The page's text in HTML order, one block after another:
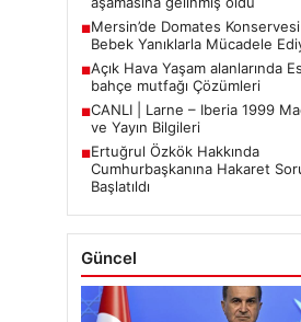
■Mersin’de Domates Konservesi
Bebek Yanıklarla Mücadele
■Açık Hava Yaşam alanlarında
bahçe mutfağı Çözümleri
■CANLI | Larne – Iberia 1999
ve Yayın Bilgileri
■Ertuğrul Özkök Hakkında
Cumhurbaşkanına Hakaret
Başlatıldı
Güncel